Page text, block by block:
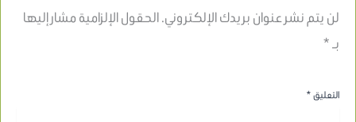
لن يتم نشر عنوان بريدك الإلكتروني.الحقول الإلزامية مشار إليها
بـ*
التعليق*